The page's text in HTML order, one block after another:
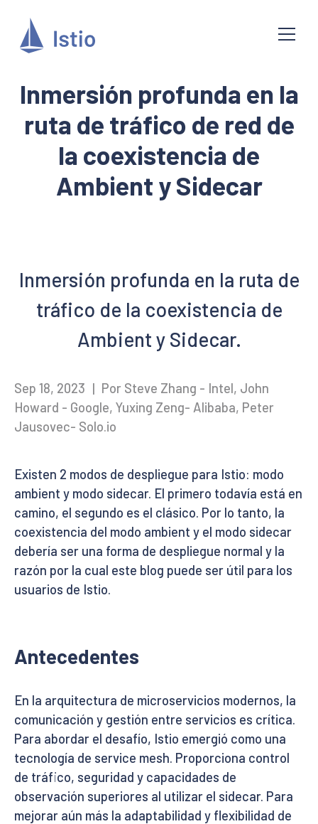
Inmersión profunda en la
ruta de tráfico de red de
la coexistencia de
Ambient y Sidecar
Inmersión profunda en la ruta de
tráfico de la coexistencia de
Ambient y Sidecar.
Sep 18, 2023 | Por Steve Zhang - Intel, John
Howard - Google, Yuxing Zeng- Alibaba, Peter
Jausovec- Solo.io
Existen 2 modos de despliegue para Istio: modo
ambient y modo sidecar. El primero todavía está en
camino, el segundo es el clásico. Por lo tanto, la
coexistencia del modo ambient y el modo sidecar
debería ser una forma de despliegue normal y la
razón por la cual este blog puede ser útil para los
usuarios de Istio.
Antecedentes
En la arquitectura de microservicios modernos, la
comunicación y gestión entre servicios es crítica.
Para abordar el desafío, Istio emergió como una
tecnología de service mesh. Proporciona control
de tráfico, seguridad y capacidades de
observación superiores al utilizar el sidecar. Para
mejorar aún más la adaptabilidad y flexibilidad de